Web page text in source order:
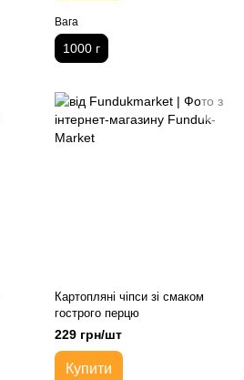
Вага
1000 г
Картопляні чіпси зі смаком
гострого перцю
229 грн/шт
Купити